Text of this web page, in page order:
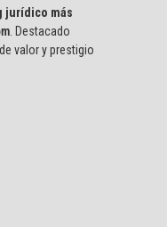
jurídico más
. Destacado
valor y prestigio